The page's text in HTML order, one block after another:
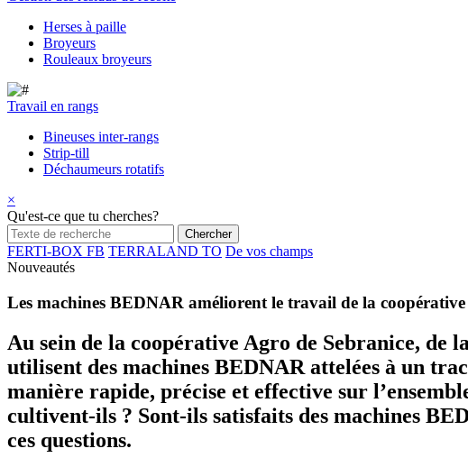
Herses à paille
Broyeurs
Rouleaux broyeurs
Travail en rangs
Bineuses inter-rangs
Strip-till
Déchaumeurs rotatifs
×
Qu'est-ce que tu cherches?
FERTI-BOX FB TERRALAND TO De vos champs
Nouveautés
Les machines BEDNAR améliorent le travail de la
Au sein de la coopérative Agro de Sebranice,
utilisent des machines BEDNAR attelées à un
manière rapide, précise et effective sur
cultivent-ils ? Sont-ils satisfaits des machines
ces questions.